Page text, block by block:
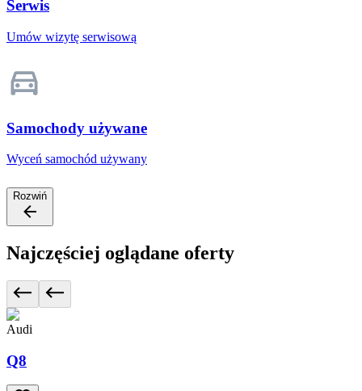
Serwis
Umów wizytę serwisową
Samochody używane
Wyceń samochód używany
Rozwiń
Najczęściej oglądane oferty
Audi
Q8